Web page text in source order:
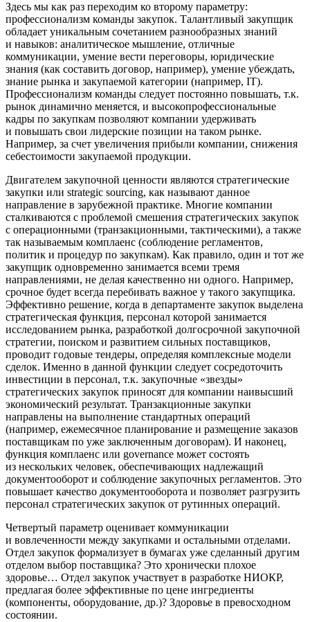
Здесь мы как раз переходим ко второму параметру:
профессионализм команды закупок. Талантливый закупщик
обладает уникальным сочетанием разнообразных знаний
и навыков: аналитическое мышление, отличные
коммуникации, умение вести переговоры, юридические
знания (как составить договор, например), умение убеждать,
знание рынка и закупаемой категории (например, IT).
Профессионализм команды следует постоянно повышать, т.к.
рынок динамично меняется, и высокопрофессиональные
кадры по закупкам позволяют компании удерживать
и повышать свои лидерские позиции на таком рынке.
Например, за счет увеличения прибыли компании, снижения
себестоимости закупаемой продукции.
Двигателем закупочной ценности являются стратегические
закупки или strategic sourcing, как называют данное
направление в зарубежной практике. Многие компании
сталкиваются с проблемой смешения стратегических закупок
с операционными (транзакционными, тактическими), а также
так называемым комплаенс (соблюдение регламентов,
политик и процедур по закупкам). Как правило, один и тот же
закупщик одновременно занимается всеми тремя
направлениями, не делая качественно ни одного. Например,
срочное будет всегда перебивать важное у такого закупщика.
Эффективно решение, когда в департаменте закупок выделена
стратегическая функция, персонал которой занимается
исследованием рынка, разработкой долгосрочной закупочной
стратегии, поиском и развитием сильных поставщиков,
проводит годовые тендеры, определяя комплексные модели
сделок. Именно в данной функции следует сосредоточить
инвестиции в персонал, т.к. закупочные «звезды»
стратегических закупок приносят для компании наивысший
экономический результат. Транзакционные закупки
направлены на выполнение стандартных операций
(например, ежемесячное планирование и размещение заказов
поставщикам по уже заключенным договорам). И наконец,
функция комплаенс или governance может состоять
из нескольких человек, обеспечивающих надлежащий
документооборот и соблюдение закупочных регламентов. Это
повышает качество документооборота и позволяет разгрузить
персонал стратегических закупок от рутинных операций.
Четвертый параметр оценивает коммуникации
и вовлеченности между закупками и остальными отделами.
Отдел закупок формализует в бумагах уже сделанный другим
отделом выбор поставщика? Это хронически плохое
здоровье… Отдел закупок участвует в разработке НИОКР,
предлагая более эффективные по цене ингредиенты
(компоненты, оборудование, др.)? Здоровье в превосходном
состоянии.